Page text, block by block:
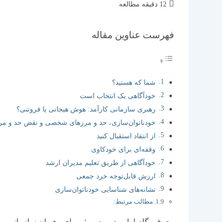
زمان
12 دقیقه مطالعه
فهرست عناوین مقاله
شما که هستید؟
خودآگاهی یک انتخاب است
رهبری سازمانی کارآمد: هوش هیجانی یا فروتنی؟
خودناتوان‌‌‌سازی، حد و مرزهای شخصی و نقض حد و
از انتقاد استقبال کنید
وقفه‌‌‌ای برای خودکاوی
خودآگاهی از طریق تعلیم مدیران ارشد
ارزش قابل‌توجه خرد جمعی
نشانه‌‌‌های شناسایی خودناتوان‌‌‌سازی
مطالب مرتبط: